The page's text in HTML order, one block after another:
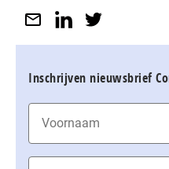
Inschrijven nieuwsbrief